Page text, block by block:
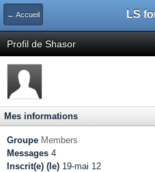
← Accueil LS
Profil de Shasor
Mes informations
Groupe Members
Messages 4
Inscrit(e) (le) 19-mai 12